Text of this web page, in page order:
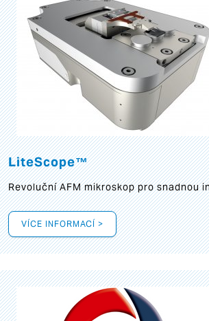
LiteScope™
Revoluční AFM mikroskop pro snadnou
VÍCE INFORMACÍ >